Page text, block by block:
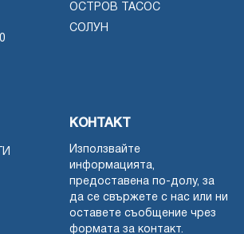
ОСТРОВ ТАСОС
СОЛУН
КОНТАКТ
Използвайте
информацията,
предоставена по-долу, за
да се свържете с нас или ни
оставете съобщение чрез
формата за контакт.